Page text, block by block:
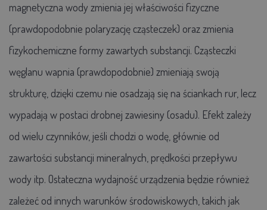
magnetyczna wody zmienia jej właściwości fizyczne
(prawdopodobnie polaryzację cząsteczek) oraz zmienia
fizykochemiczne formy zawartych substancji. Cząsteczki
węglanu wapnia (prawdopodobnie) zmieniają swoją
strukturę, dzięki czemu nie osadzają się na ściankach rur, lecz
wypadają w postaci drobnej zawiesiny (osadu). Efekt zależy
od wielu czynników, jeśli chodzi o wodę, głównie od
zawartości substancji mineralnych, prędkości przepływu
wody itp. Ostateczna wydajność urządzenia będzie również
zależeć od innych warunków środowiskowych, takich jak